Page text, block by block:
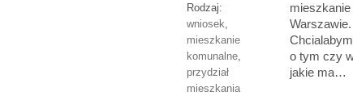
Rodzaj:
wniosek,
mieszkanie
komunalne,
przydział
mieszkania
Warszawie.
o tym czy
jakie ma…